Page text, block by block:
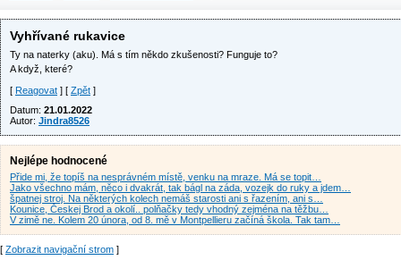
Vyhřívané rukavice
Ty na naterky (aku). Má s tím někdo zkušenosti? Funguje to?
A když, které?
[ Reagovat ] [ Zpět ]
Datum: 21.01.2022
Autor: Jindra8526
Nejlépe hodnocené
Přide mi, že topíš na nesprávném místě, venku na mraze. Má se topit…
Jako všechno mám, něco i dvakrát, tak bágl na záda, vozejk do ruky a jdem…
špatnej stroj. Na některých kolech nemáš starosti ani s řazením, ani s…
Kounice, Českej Brod a okolí.. polňačky tedy vhodný zejména na těžbu…
V zimě ne. Kolem 20 února, od 8. mě v Montpellieru začíná škola. Tak tam…
[ Zobrazit navigační strom ]